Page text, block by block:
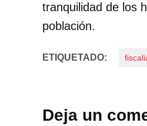
tranquilidad de los
población.
ETIQUETADO:
Deja un